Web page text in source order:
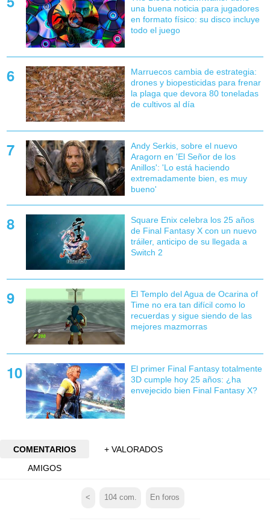
una buena noticia para jugadores
en formato físico: su disco incluye
todo el juego
Marruecos cambia de estrategia:
drones y biopesticidas para frenar
la plaga que devora 80 toneladas
de cultivos al día
Andy Serkis, sobre el nuevo
Aragorn en 'El Señor de los
Anillos': 'Lo está haciendo
extremadamente bien, es muy
bueno'
Square Enix celebra los 25 años
de Final Fantasy X con un nuevo
tráiler, anticipo de su llegada a
Switch 2
El Templo del Agua de Ocarina of
Time no era tan difícil como lo
recuerdas y sigue siendo de las
mejores mazmorras
El primer Final Fantasy totalmente
3D cumple hoy 25 años: ¿ha
envejecido bien Final Fantasy X?
COMENTARIOS
+ VALORADOS
AMIGOS
< 104com. En foros